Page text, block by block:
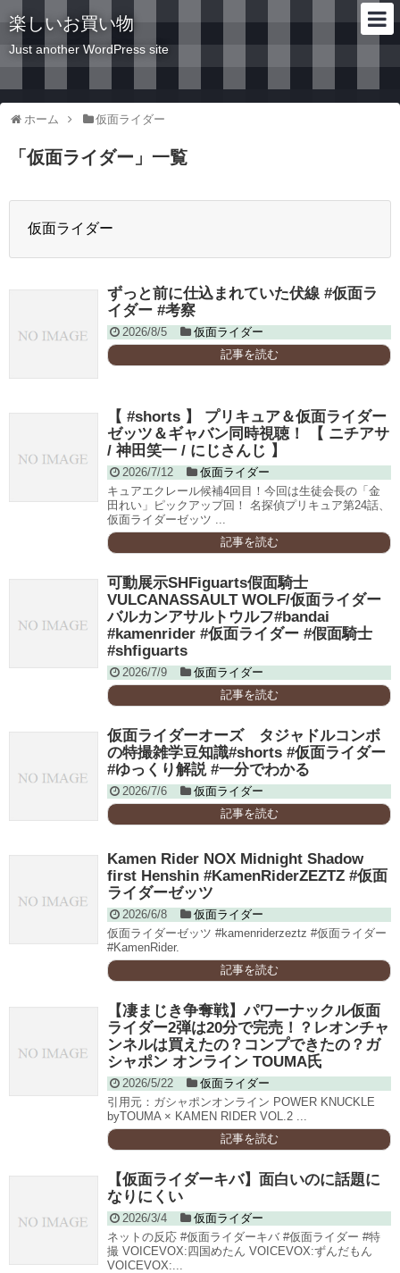
楽しいお買い物
Just another WordPress site
ホーム 仮面ライダー
「仮面ライダー 」 一覧
仮面ライダー
ずっと前に仕込まれていた伏線 #仮面ラ
イダー #考察
2026/8/5
仮面ライダー
記事を読む
【 #shorts 】 プリキュア＆仮面ライダー
ゼッツ＆ギャバン同時視聴！ 【 ニチアサ
/ 神田笑一 / にじさんじ 】
2026/7/12
仮面ライダー
キュアエクレール候補4回目！今回は生徒会長の「金
田れい」ピックアップ回！ 名探偵プリキュア第24話、
仮面ライダーゼッツ ...
記事を読む
可動展示SHFiguarts假面騎士
VULCANASSAULT WOLF/仮面ライダー
バルカンアサルトウルフ#bandai
#kamenrider #仮面ライダー #假面騎士
#shfiguarts
2026/7/9
仮面ライダー
記事を読む
仮面ライダーオーズ タジャドルコンボ
の特撮雑学豆知識#shorts #仮面ライダー
#ゆっくり解説 #一分でわかる
2026/7/6
仮面ライダー
記事を読む
Kamen Rider NOX Midnight Shadow
first Henshin #KamenRiderZEZTZ #仮面
ライダーゼッツ
2026/6/8
仮面ライダー
仮面ライダーゼッツ #kamenriderzeztz #仮面ライダー
#KamenRider.
記事を読む
【凄まじき争奪戦】パワーナックル仮面
ライダー2弾は20分で完売！？レオンチャ
ンネルは買えたの？コンプできたの？ガ
シャポン オンライン TOUMA氏
2026/5/22
仮面ライダー
引用元：ガシャポンオンライン POWER KNUCKLE
byTOUMA × KAMEN RIDER VOL.2 ...
記事を読む
【仮面ライダーキバ】面白いのに話題に
なりにくい
2026/3/4
仮面ライダー
ネットの反応 #仮面ライダーキバ #仮面ライダー #特
撮 VOICEVOX:四国めたん VOICEVOX:ずんだもん
VOICEVOX:...